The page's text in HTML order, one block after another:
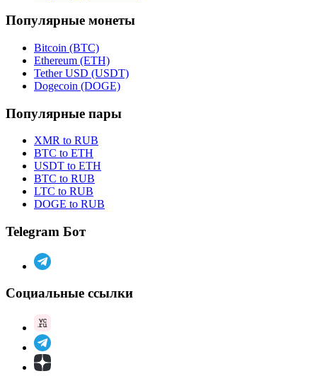
Популярные монеты
Bitcoin (BTC)
Ethereum (ETH)
Tether USD (USDT)
Dogecoin (DOGE)
Популярные пары
XMR to RUB
BTC to ETH
USDT to ETH
BTC to RUB
LTC to RUB
DOGE to RUB
Telegram Бот
Социальные ссылки